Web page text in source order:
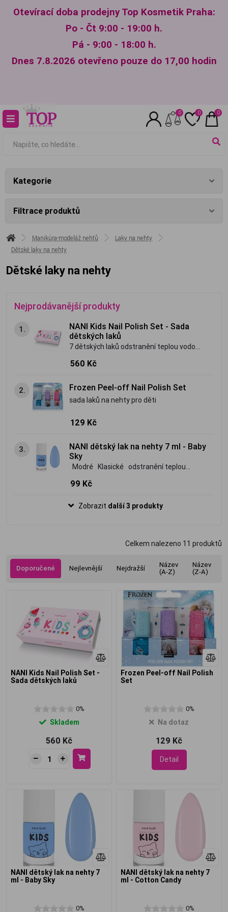
Otevírací doba prodejny Top Kosmetik Praha:
Po - Čt 9:00 - 19:00 h.
Pá - 9:00 - 18:00 h.
Dnes 7.8.2026 otevřeno pouze do 17,00 hodin
0 0 0
Kategorie
Filtrace produktů
Manikúra-modeláž nehtů
Laky na nehty
Dětské laky na nehty
Dětské laky na nehty
Nejprodávanější produkty
1.
NANI Kids Nail Polish Set - Sada
dětských laků
7 dětských laků odstranění teplou vodou
bez jakýchkoliv škodlivých látek pro malé
560 Kč
2. Frozen Peel-off Nail Polish Set
sada laků na nehty pro děti
129 Kč
3.
NANI dětský lak na nehty 7 ml - Baby
Sky
Modré Klasické odstranění teplou
vitamín E
99 Kč
Zobrazit další 3 produkty
Celkem nalezeno 11 produktů
Doporučené Nejlevnější Nejdražší
Název
(A-Z)
Název
(Z-A)
NANI Kids Nail Polish Set -
Sada dětských laků
0%
Skladem
560 Kč
Frozen Peel-off Nail Polish
Set
0%
Na dotaz
129 Kč
Detail
NANI dětský lak na nehty 7
ml - Baby Sky
0%
NANI dětský lak na nehty 7
ml - Cotton Candy
0%